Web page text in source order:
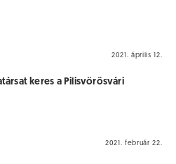
2021. április 12.
keres a Pilisvörösvári
2021. február 22.